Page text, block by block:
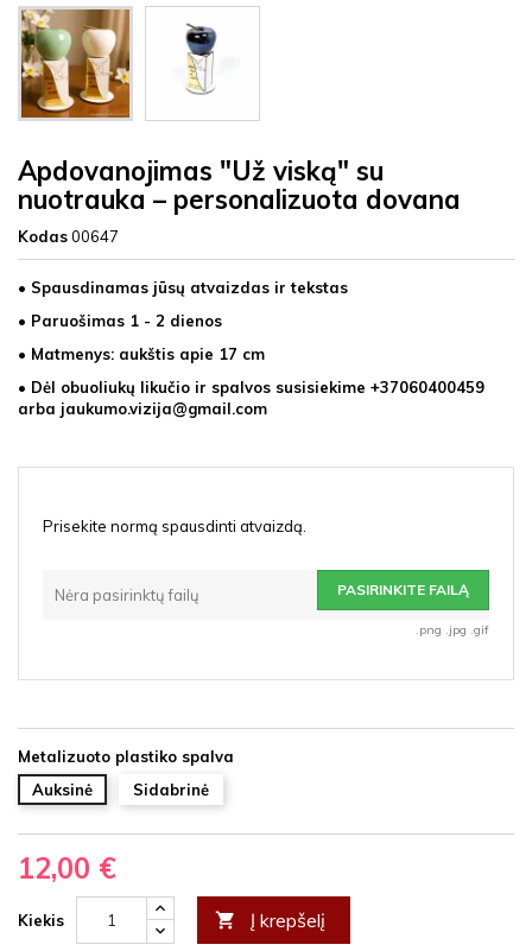
Apdovanojimas "Už viską" su
nuotrauka – personalizuota dovana
Kodas00647
• Spausdinamas jūsų atvaizdas ir tekstas
• Paruošimas 1 - 2 dienos
• Matmenys: aukštis apie 17 cm
• Dėl obuoliukų likučio ir spalvos susisiekime +37060400459
arba jaukumo.vizija@gmail.com
Prisekite normą spausdinti atvaizdą.
Nėra pasirinktų failų PASIRINKITE FAILĄ
.png .jpg .gif
Metalizuoto plastiko spalva
Auksinė
Sidabrinė
12,00 €
Kiekis  Į krepšelį